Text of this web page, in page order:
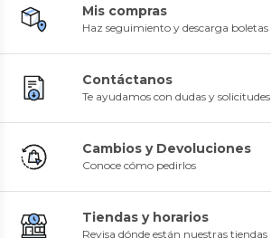
Mis compras
Haz seguimiento y descarga boletas
Contáctanos
Te ayudamos con dudas y solicitudes
Cambios y Devoluciones
Conoce cómo pedirlos
Tiendas y horarios
Revisa dónde están nuestras tiendas